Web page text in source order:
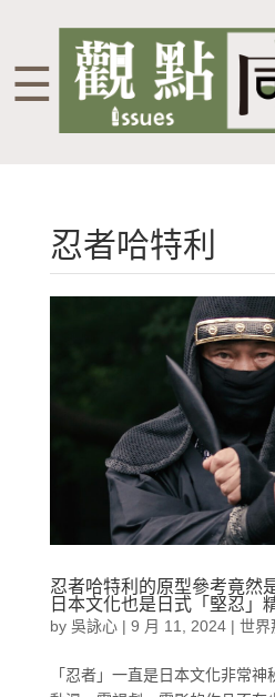
☰
忍者哈特利
忍者哈特利的原型參考竟然
日本文化也是日式「堅忍」
by 吳詠心| 9 月 11, 2024| 世界
「忍者」一直是日本文化非常